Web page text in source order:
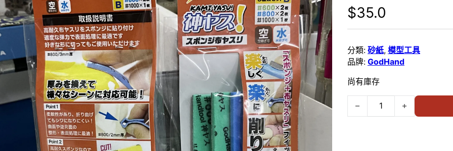
$35.0
分類: 砂紙, 模型工具
品牌: GodHand
尚有庫存
GodHand GH-KS3-A3B